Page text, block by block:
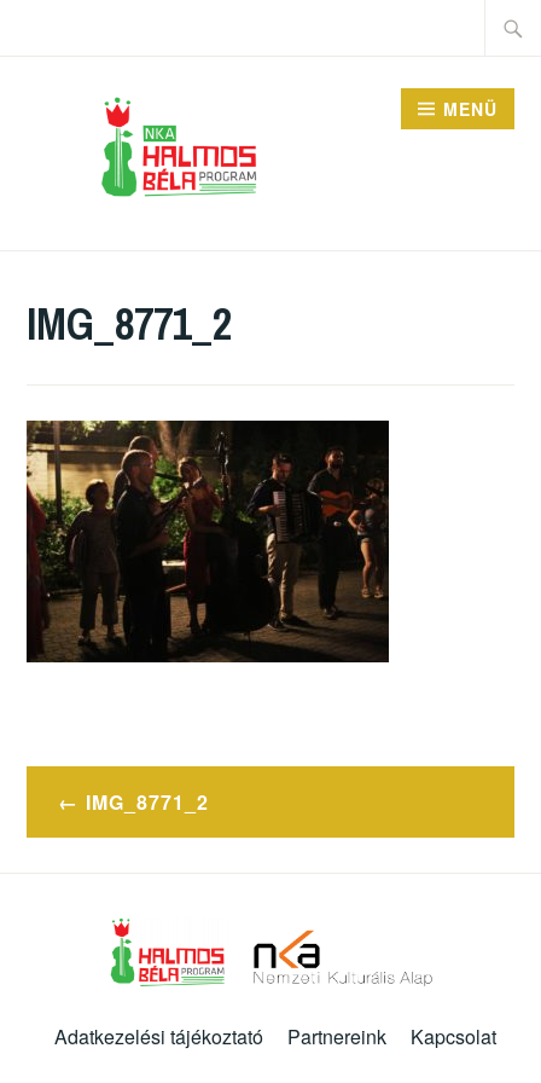
PROGRAM
MENÜ
IMG_8771_2
Bejegyzés
navigáció
IMG_8771_2
Adatkezelési tájékoztató Partnereink Kapcsolat